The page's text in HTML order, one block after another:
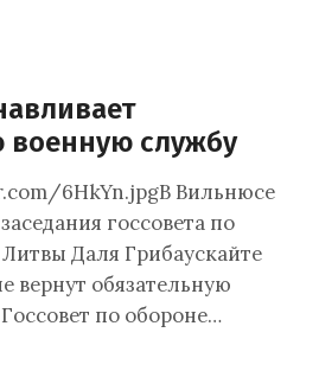
военную службу
6HkYn.jpgВ Вильнюсе
госсовета по
Даля Грибаускайте
вернут обязательную
по обороне…